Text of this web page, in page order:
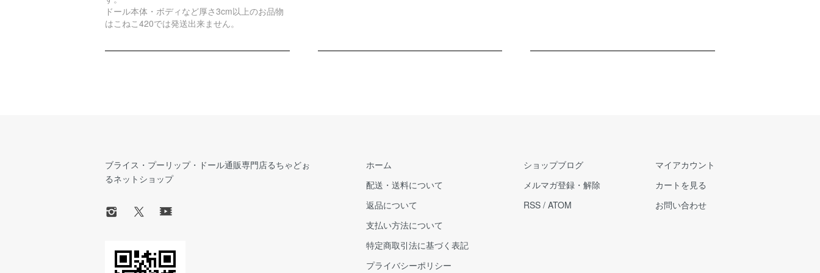
ドール本体・ボディなど厚さ3cm以上のお品物
はこねこ420では発送出来ません。
ブライス・プーリップ・ドール通販専門店るちゃどぉ
るネットショップ
ホーム
配送・送料について
返品について
支払い方法について
特定商取引法に基づく表記
プライバシーポリシー
ショップブログ
メルマガ登録・解除
RSS / ATOM
マイアカウント
カートを見る
お問い合わせ